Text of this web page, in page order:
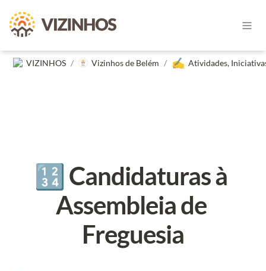
VIZINHOS / Vizinhos de Belém / ✍️
🔢 Candidaturas à
Assembleia de
Freguesia